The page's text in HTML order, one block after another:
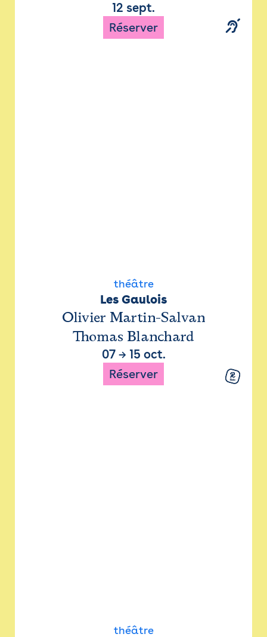
12 sept.
Réserver
théâtre
Les Gaulois
Olivier Martin-Salvan
Thomas Blanchard
07→ 15 oct.
Réserver
théâtre